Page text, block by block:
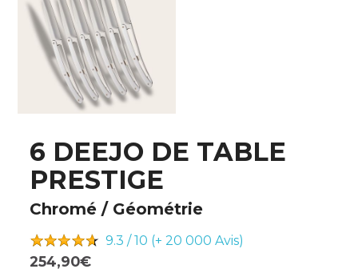
6 DEEJO DE TABLE
PRESTIGE
Chromé / Géométrie
9.3 / 10 (+ 20 000 Avis)
254,90€